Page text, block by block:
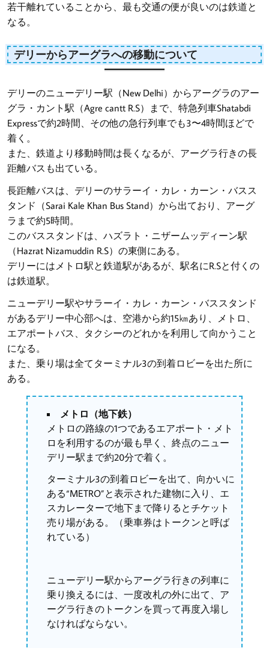
若干離れていることから、最も交通の便が良いのは鉄道と
なる。
デリーからアーグラへの移動について
デリーのニューデリー駅（New Delhi）からアーグラのアー
グラ・カント駅（Agre cantt R.S）まで、特急列車Shatabdi
Expressで約2時間、その他の急行列車でも3〜4時間ほどで
着く。
また、鉄道より移動時間は長くなるが、アーグラ行きの長
距離バスも出ている。
長距離バスは、デリーのサラーイ・カレ・カーン・バスス
タンド（Sarai Kale Khan Bus Stand）から出ており、アーグ
ラまで約5時間。
このバススタンドは、ハズラト・ニザームッディーン駅
（Hazrat Nizamuddin R.S）の東側にある。
デリーにはメトロ駅と鉄道駅があるが、駅名にR.Sと付くの
は鉄道駅。
ニューデリー駅やサラーイ・カレ・カーン・バススタンド
があるデリー中心部へは、空港から約15㎞あり、メトロ、
エアポートバス、タクシーのどれかを利用して向かうこと
になる。
また、乗り場は全てターミナル3の到着ロビーを出た所に
ある。
メトロ（地下鉄）
メトロの路線の1つであるエアポート・メト
ロを利用するのが最も早く、終点のニュー
デリー駅まで約20分で着く。
ターミナル3の到着ロビーを出て、向かいに
ある“METRO”と表示された建物に入り、エ
スカレーターで地下まで降りるとチケット
売り場がある。（乗車券はトークンと呼ば
れている）
ニューデリー駅からアーグラ行きの列車に
乗り換えるには、一度改札の外に出て、ア
ーグラ行きのトークンを買って再度入場し
なければならない。